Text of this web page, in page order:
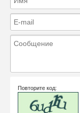
Повторите код: